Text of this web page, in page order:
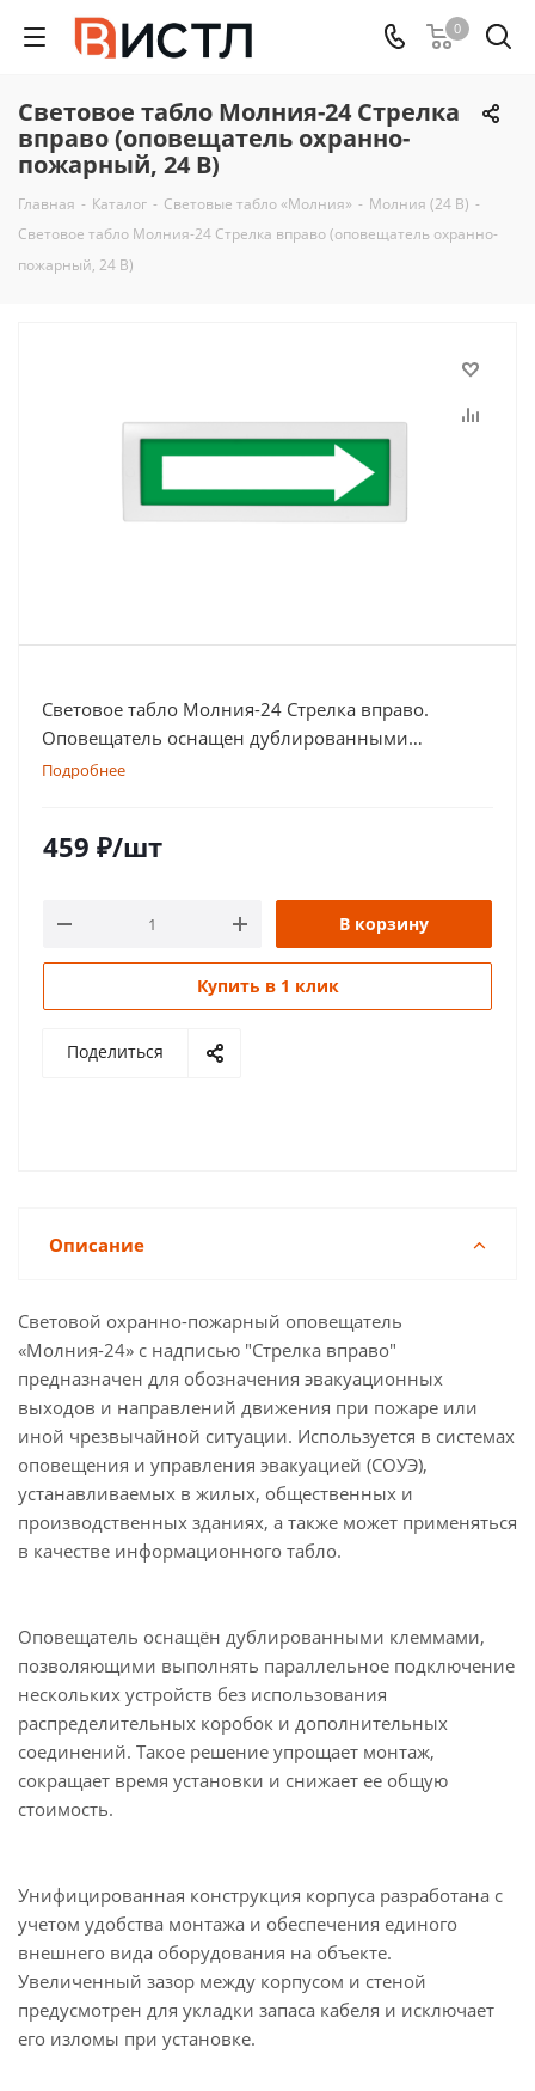
0
Световое табло Молния-24 Стрелка
вправо (оповещатель охранно-
пожарный, 24 В)
Главная - Каталог - Световые табло «Молния» - Молния (24 В) -
Световое табло Молния-24 Стрелка вправо (оповещатель охранно-
пожарный, 24 В)
Световое табло Молния-24 Стрелка вправо.
Оповещатель оснащен дублированными
клеммами
Подробнее
459 ₽/шт
В корзину
Купить в 1 клик
Поделиться
Описание
Световой охранно-пожарный оповещатель
«Молния-24» с надписью "Стрелка вправо"
предназначен для обозначения эвакуационных
выходов и направлений движения при пожаре или
иной чрезвычайной ситуации. Используется в системах
оповещения и управления эвакуацией (СОУЭ),
устанавливаемых в жилых, общественных и
производственных зданиях, а также может применяться
в качестве информационного табло.
Оповещатель оснащён дублированными клеммами,
позволяющими выполнять параллельное подключение
нескольких устройств без использования
распределительных коробок и дополнительных
соединений. Такое решение упрощает монтаж,
сокращает время установки и снижает ее общую
стоимость.
Унифицированная конструкция корпуса разработана с
учетом удобства монтажа и обеспечения единого
внешнего вида оборудования на объекте.
Увеличенный зазор между корпусом и стеной
предусмотрен для укладки запаса кабеля и исключает
его изломы при установке.